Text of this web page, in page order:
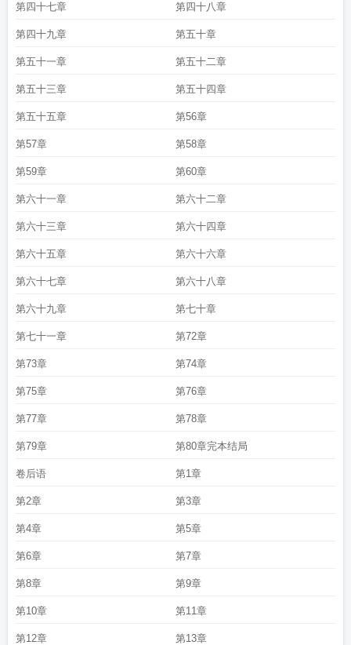
第四十七章 第四十八章
第四十九章 第五十章
第五十一章 第五十二章
第五十三章 第五十四章
第五十五章 第56章
第57章 第58章
第59章 第60章
第六十一章 第六十二章
第六十三章 第六十四章
第六十五章 第六十六章
第六十七章 第六十八章
第六十九章 第七十章
第七十一章 第72章
第73章 第74章
第75章 第76章
第77章 第78章
第79章 第80章完本结局
卷后语 第1章
第2章 第3章
第4章 第5章
第6章 第7章
第8章 第9章
第10章 第11章
第12章 第13章